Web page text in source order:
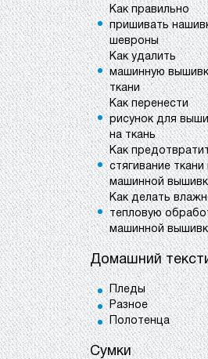
Как правильно
пришивать
шевроны
Как удалить
машинную
ткани
Как перенести
рисунок для
на ткань
Как
стягивание ткани
машинной
Как делать
тепловую
машинной
Домашний
Пледы
Разное
Полотенца
Сумки